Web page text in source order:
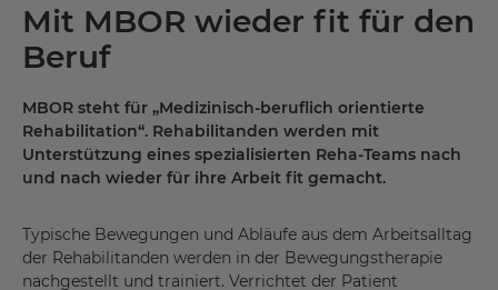
Mit MBOR wieder fit für den
Beruf
MBOR steht für „Medizinisch-beruflich orientierte
Rehabilitation“. Rehabilitanden werden mit
Unterstützung eines spezialisierten Reha-Teams nach
und nach wieder für ihre Arbeit fit gemacht.
Typische Bewegungen und Abläufe aus dem Arbeitsalltag
der Rehabilitanden werden in der Bewegungstherapie
nachgestellt und trainiert. Verrichtet der Patient